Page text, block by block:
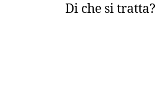
Di che si tratta?